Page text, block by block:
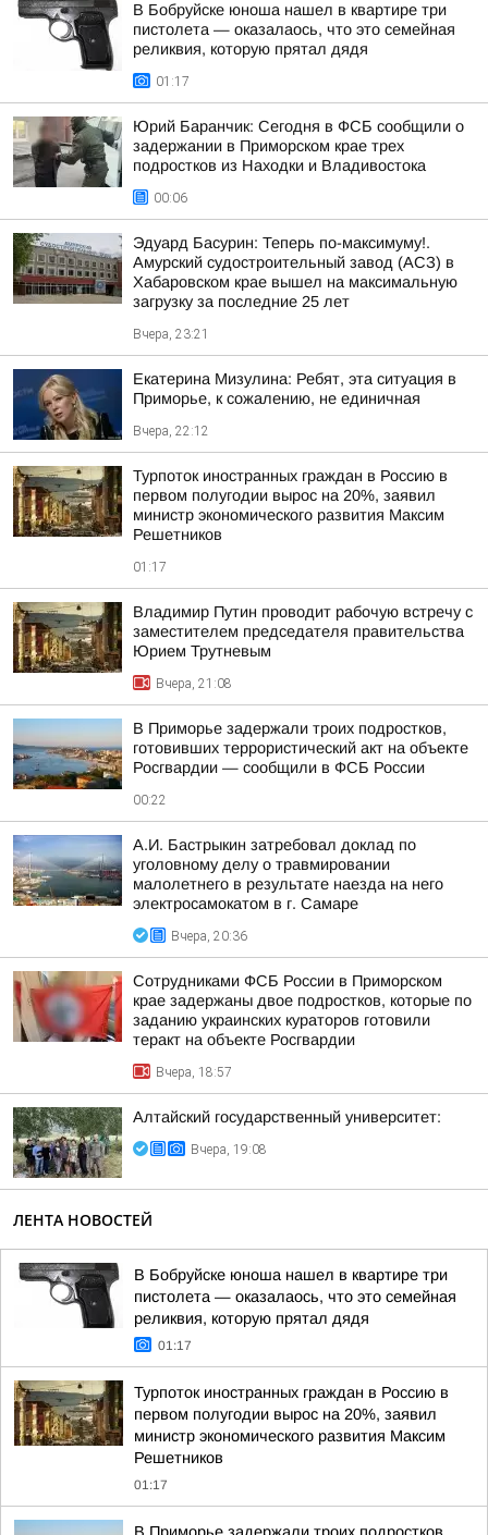
В Бобруйске юноша нашел в квартире три
пистолета — оказалаось, что это семейная
реликвия, которую прятал дядя
01:17
Юрий Баранчик: Сегодня в ФСБ сообщили о
задержании в Приморском крае трех
подростков из Находки и Владивостока
00:06
Эдуард Басурин: Теперь по-максимуму!.
Амурский судостроительный завод (АСЗ) в
Хабаровском крае вышел на максимальную
загрузку за последние 25 лет
Вчера, 23:21
Екатерина Мизулина: Ребят, эта ситуация в
Приморье, к сожалению, не единичная
Вчера, 22:12
Турпоток иностранных граждан в Россию в
первом полугодии вырос на 20%, заявил
министр экономического развития Максим
Решетников
01:17
Владимир Путин проводит рабочую встречу с
заместителем председателя правительства
Юрием Трутневым
Вчера, 21:08
В Приморье задержали троих подростков,
готовивших террористический акт на объекте
Росгвардии — сообщили в ФСБ России
00:22
А.И. Бастрыкин затребовал доклад по
уголовному делу о травмировании
малолетнего в результате наезда на него
электросамокатом в г. Самаре
Вчера, 20:36
Сотрудниками ФСБ России в Приморском
крае задержаны двое подростков, которые по
заданию украинских кураторов готовили
теракт на объекте Росгвардии
Вчера, 18:57
Алтайский государственный университет:
Вчера, 19:08
ЛЕНТА НОВОСТЕЙ
В Бобруйске юноша нашел в квартире три
пистолета — оказалаось, что это семейная
реликвия, которую прятал дядя
01:17
Турпоток иностранных граждан в Россию в
первом полугодии вырос на 20%, заявил
министр экономического развития Максим
Решетников
01:17